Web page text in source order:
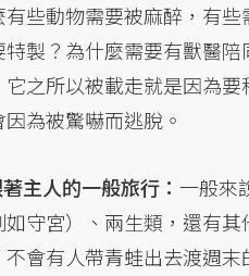
有些動物需要被麻醉，有
特製？為什麼需要有獸醫
它之所以被載走就是因為
因為被驚嚇而逃脫。
主人的一般旅行： 一般來
如守宮）、兩生類，還有
不會有人帶青蛙出去渡週